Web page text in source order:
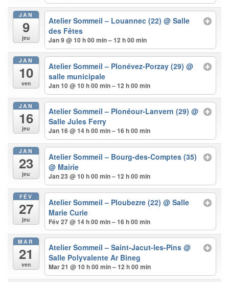
JAN
9
jeu
Atelier Sommeil – Louannec (22)@ Salle
des Fêtes
Jan 9 @ 10 h 00 min – 12 h 00 min
JAN
10
ven
Atelier Sommeil – Plonévez-Porzay (29)@
salle municipale
Jan 10 @ 10 h 00 min – 12 h 00 min
JAN
16
jeu
Atelier Sommeil – Plonéour-Lanvern (29)@
Salle Jules Ferry
Jan 16 @ 14 h 00 min – 16 h 00 min
JAN
23
jeu
Atelier Sommeil – Bourg-des-Comptes (35)
@ Mairie
Jan 23 @ 10 h 00 min – 12 h 00 min
FÉV
27
jeu
Atelier Sommeil – Ploubezre (22)@ Salle
Marie Curie
Fév 27 @ 14 h 00 min – 16 h 00 min
MAR
21
ven
Atelier Sommeil – Saint-Jacut-les-Pins@
Salle Polyvalente Ar Bineg
Mar 21 @ 10 h 00 min – 12 h 00 min